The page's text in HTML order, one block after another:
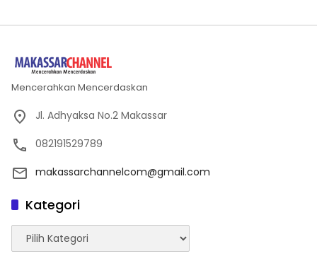
Mencerahkan Mencerdaskan
Jl. Adhyaksa No.2 Makassar
082191529789
makassarchannelcom@gmail.com
Kategori
Kategori